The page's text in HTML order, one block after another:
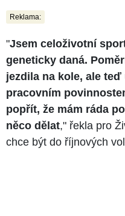
Reklama:
"Jsem celoživotní
geneticky daná.
jezdila na kole, ale
pracovním
popřít, že mám ráda
něco dělat," řekla pro
chce být do říjnových